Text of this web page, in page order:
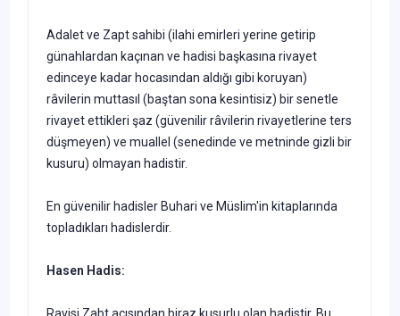
Adalet ve Zapt sahibi (ilahi emirleri yerine getirip
günahlardan kaçınan ve hadisi başkasına rivayet
edinceye kadar hocasından aldığı gibi koruyan)
râvilerin muttasıl (baştan sona kesintisiz) bir senetle
rivayet ettikleri şaz (güvenilir râvilerin rivayetlerine ters
düşmeyen) ve muallel (senedinde ve metninde gizli bir
kusuru) olmayan hadistir.
En güvenilir hadisler Buhari ve Müslim'in kitaplarında
topladıkları hadislerdir.
Hasen Hadis:
Ravisi Zabt açısından biraz kusurlu olan hadistir. Bu